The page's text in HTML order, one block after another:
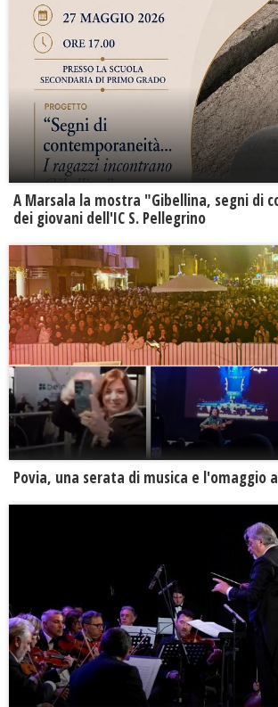
A Marsala la mostra "Gibellina, segni di
dei giovani dell'IC S. Pellegrino
Povia, una serata di musica e l'omaggio